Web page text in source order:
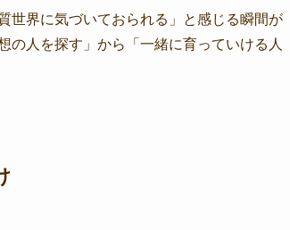
世界に気づいておられる」と感じる瞬間が
の人を探す」から「一緒に育っていける人